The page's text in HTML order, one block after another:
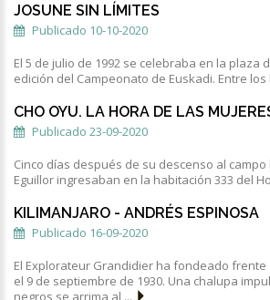
JOSUNE SIN LÍMITES
Publicado 10-10-2020
El 5 de julio de 1992 se celebraba en la plaza
edición del Campeonato de Euskadi. Entre los
CHO OYU. LA HORA DE LAS
Publicado 23-09-2020
Cinco días después de su descenso al
Eguillor ingresaban en la habitación 333 del
KILIMANJARO - ANDRÉS ESPINOSA
Publicado 16-09-2020
El Explorateur Grandidier ha fondeado
el 9 de septiembre de 1930. Una chalupa
negros se arrima al ...